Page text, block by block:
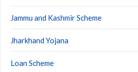
Jammu and Kashmir Scheme
Jharkhand Yojana
Loan Scheme